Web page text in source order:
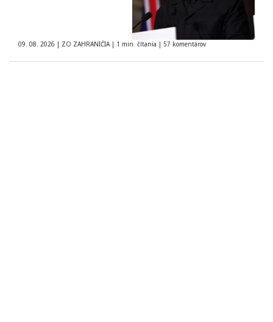
09. 08. 2026 | ZO ZAHRANIČIA | 1 min. čítania | 57 komentárov